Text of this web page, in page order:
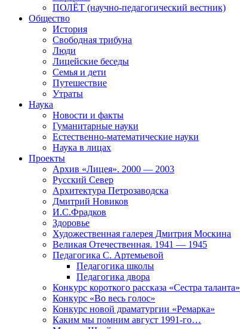
ПОЛЁТ (научно-педагогический вестник)
Общество
История
Свободная трибуна
Люди
Лицейские беседы
Семья и дети
Путешествие
Утраты
Наука
Новости и факты
Гуманитарные науки
Естественно-математические науки
Наука в лицах
Проекты
Архив «Лицея». 2000 — 2003
Русский Север
Архитектура Петрозаводска
Дмитрий Новиков
И.С.Фрадков
Здоровье
Художественная галерея Дмитрия Москина
Великая Отечественная. 1941 — 1945
Педагогика С. Артемьевой
Педагогика школы
Педагогика двора
Конкурс короткого рассказа «Сестра таланта»
Конкурс «Во весь голос»
Конкурс новой драматургии «Ремарка»
Каким мы помним август 1991-го…